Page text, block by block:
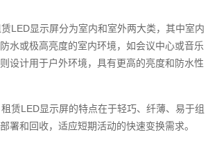
LED显示屏分为室内和室外两大类，其中室内
水或极高亮度的室内环境，如会议中心或音乐
设计用于户外环境，具有更高的亮度和防水性
赁LED显示屏的特点在于轻巧、纤薄、易于组
署和回收，适应短期活动的快速变换需求。